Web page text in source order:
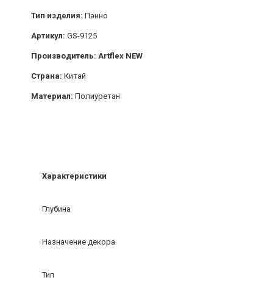
Тип изделия: Панно
Артикул: GS-9125
Производитель: Artflex NEW
Страна: Китай
Материал: Полиуретан
Характеристики
Глубина
Назначение декора
Тип